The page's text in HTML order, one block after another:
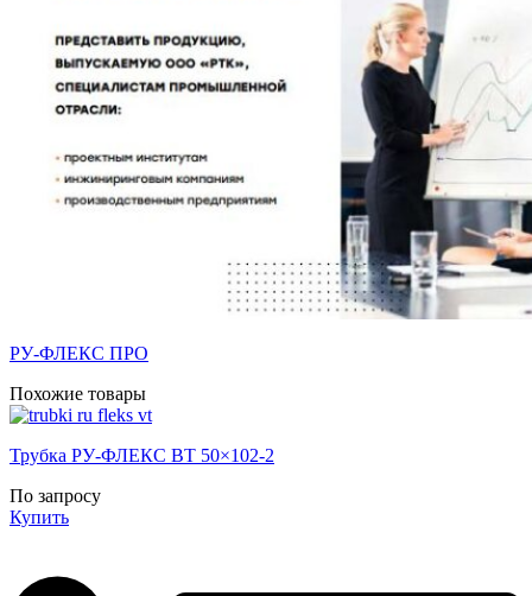
РУ-ФЛЕКС ПРО
Похожие товары
Трубка РУ-ФЛЕКС ВТ 50×102-2
По запросу
Купить